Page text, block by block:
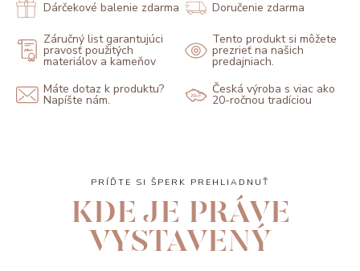
Dárčekové balenie zdarma Doručenie zdarma
Záručný list garantujúci
pravosť použitých
materiálov a kameňov
Tento produkt si môžete
prezrieť na našich
predajniach.
Máte dotaz k produktu?
Napíšte nám.
Česká výroba s viac ako
20-ročnou tradíciou
PRÍĎTE SI ŠPERK PREHLIADNUŤ
KDE JE PRÁVE
VYSTAVENÝ